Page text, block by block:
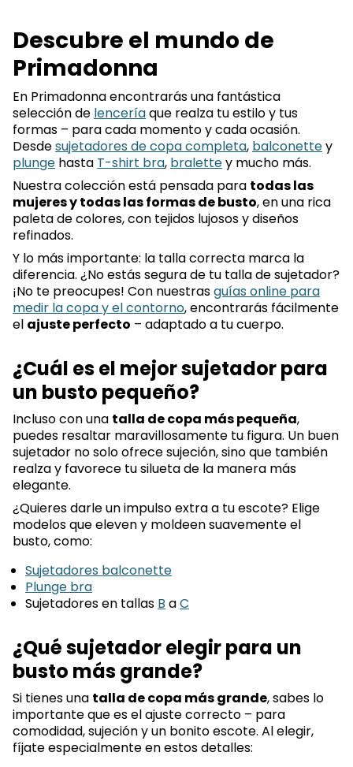
Descubre el mundo de
Primadonna
En Primadonna encontrarás una fantástica
selección de lenceríaque realza tu estilo y tus
formas – para cada momento y cada ocasión.
Desdesujetadores de copa completa, balconettey
plunge hasta T-shirt bra, bralettey mucho más.
Nuestra colección está pensada para todas las
mujeres y todas las formas de busto, en una rica
paleta de colores, con tejidos lujosos y diseños
refinados.
Y lo más importante: la talla correcta marca la
diferencia. ¿No estás segura de tu talla de sujetador?
¡No te preocupes! Con nuestrasguías online para
medir la copa y el contorno, encontrarás fácilmente
el ajuste perfecto – adaptado a tu cuerpo.
¿Cuál es el mejor sujetador para
un busto pequeño?
Incluso con una talla de copa más pequeña,
puedes resaltar maravillosamente tu figura. Un buen
sujetador no solo ofrece sujeción, sino que también
realza y favorece tu silueta de la manera más
elegante.
¿Quieres darle un impulso extra a tu escote? Elige
modelos que eleven y moldeen suavemente el
busto, como:
Sujetadores balconette
Plunge bra
Sujetadores en tallas B aC
¿Qué sujetador elegir para un
busto más grande?
Si tienes una talla de copa más grande, sabes lo
importante que es el ajuste correcto – para
comodidad, sujeción y un bonito escote. Al elegir,
fíjate especialmente en estos detalles: